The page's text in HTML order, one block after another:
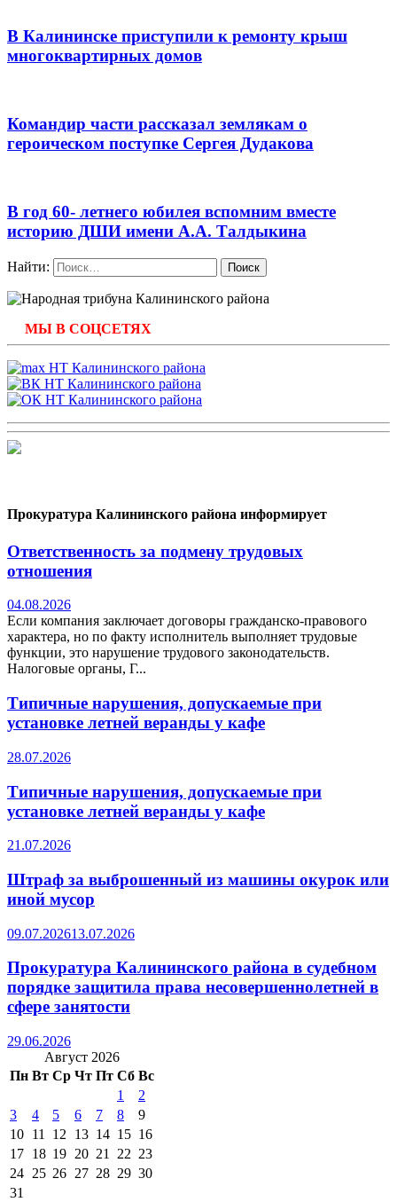
В Калининске приступили к ремонту крыш
многоквартирных домов
Командир части рассказал землякам о
героическом поступке Сергея Дудакова
В год 60- летнего юбилея вспомним вместе
историю ДШИ имени А.А. Талдыкина
Найти:
МЫ В СОЦСЕТЯХ
Прокуратура Калининского района информирует
Ответственность за подмену трудовых
отношения
04.08.2026
Если компания заключает договоры гражданско-правового
характера, но по факту исполнитель выполняет трудовые
функции, это нарушение трудового законодательств.
Налоговые органы, Г...
Типичные нарушения, допускаемые при
установке летней веранды у кафе
28.07.2026
Типичные нарушения, допускаемые при
установке летней веранды у кафе
21.07.2026
Штраф за выброшенный из машины окурок или
иной мусор
09.07.202613.07.2026
Прокуратура Калининского района в судебном
порядке защитила права несовершеннолетней в
сфере занятости
29.06.2026
Август 2026
Пн Вт Ср Чт Пт Сб Вс
1
2
3
4 5 6 7 8
9
10 11 12 13 14 15 16
17 18 19 20 21 22 23
24 25 26 27 28 29 30
31